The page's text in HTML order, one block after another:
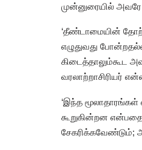
முன்னுரையில் அவரே
‘தீண்டாமையின்
எழுதுவது
கிடைத்தாலும்கூட
வரலாற்றாசிரியர்
‘இந்த
கூறுகின்றன